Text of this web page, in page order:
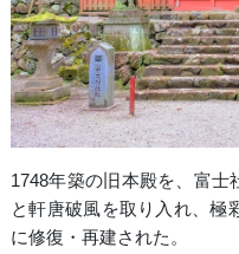
1748年築の旧本殿を、富
と軒唐破風を取り入れ、極
に修復・再建された。